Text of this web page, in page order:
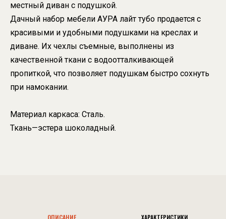
местный диван с подушкой.
Дачный набор мебели АУРА лайт тубо продается с
красивыми и удобными подушками на креслах и
диване. Их чехлы съемные, выполнены из
качественной ткани с водоотталкивающей
пропиткой, что позволяет подушкам быстро сохнуть
при намокании.
Материал каркаса: Сталь.
Ткань—эстера шоколадный.
ОПИСАНИЕ ХАРАКТЕРИСТИКИ